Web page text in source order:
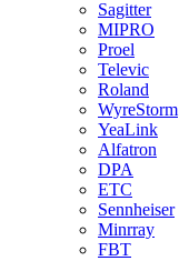
Sagitter
MIPRO
Proel
Televic
Roland
WyreStorm
YeaLink
Alfatron
DPA
ETC
Sennheiser
Minrray
FBT